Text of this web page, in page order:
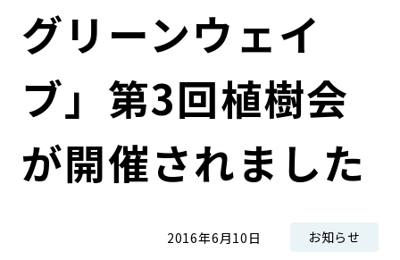
コンダクト向上の取組み
ローカル共創イニシアティブ
財務情報・IR資料
IRニュース
IRカレンダー
持続可能な金融のフレームワーク
環境
グリーンウェイ
ブ」第3回植樹会
が開催されました
2016年6月10日 お知らせ